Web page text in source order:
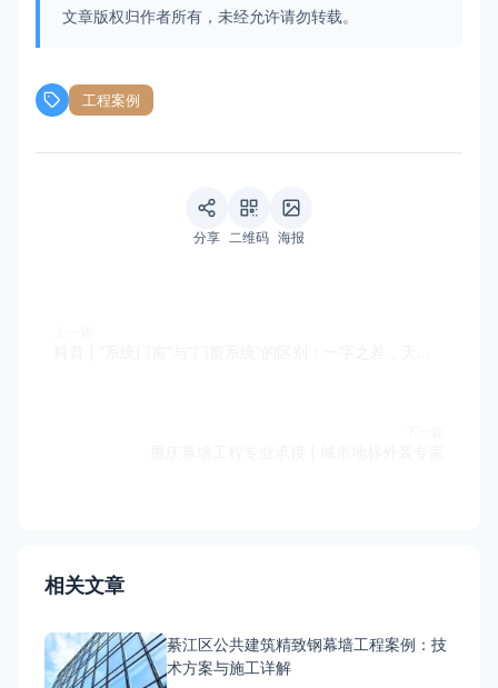
文章版权归作者所有，未经允许请勿转载。
工程案例
分享 二维码 海报
相关文章
綦江区公共建筑精致钢幕墙工程案例：技
术方案与施工详解